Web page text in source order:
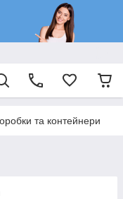
та контейнери